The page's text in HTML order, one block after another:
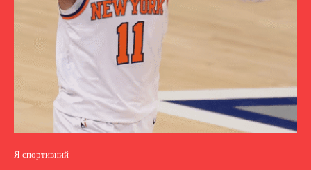
Я спортивний